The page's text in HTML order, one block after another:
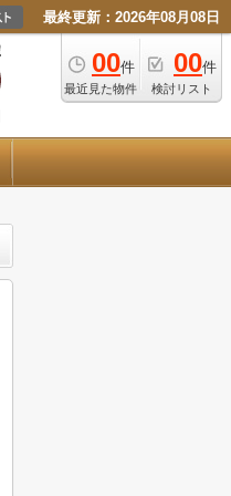
最終更新：2026年08月08日
00件
最近見た物件
00件
検討リスト